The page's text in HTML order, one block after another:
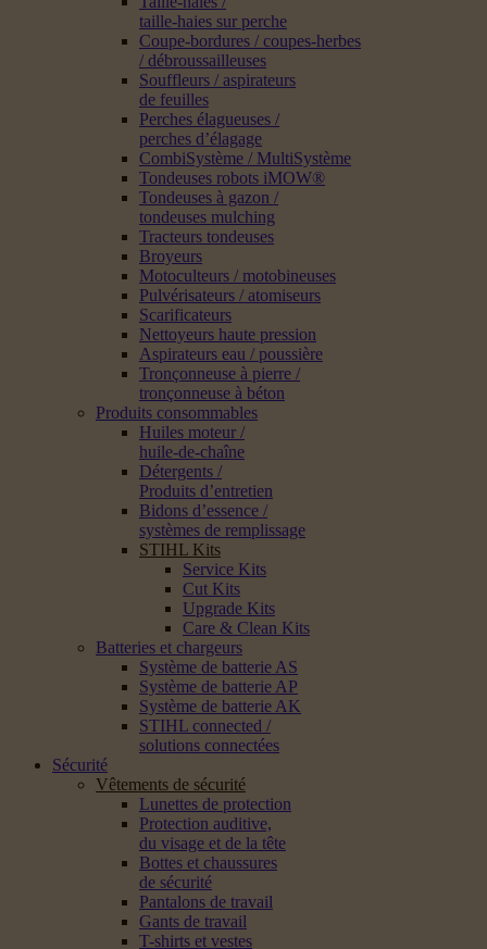
taille-haies sur perche
Coupe-bordures / coupes-herbes
/ débroussailleuses
Souffleurs / aspirateurs
de feuilles
Perches élagueuses /
perches d’élagage
CombiSystème / MultiSystème
Tondeuses robots iMOW®
Tondeuses à gazon /
tondeuses mulching
Tracteurs tondeuses
Broyeurs
Motoculteurs / motobineuses
Pulvérisateurs / atomiseurs
Scarificateurs
Nettoyeurs haute pression
Aspirateurs eau / poussière
Tronçonneuse à pierre /
tronçonneuse à béton
Produits consommables
Huiles moteur /
huile-de-chaîne
Détergents /
Produits d’entretien
Bidons d’essence /
systèmes de remplissage
STIHL Kits
Service Kits
Cut Kits
Upgrade Kits
Care & Clean Kits
Batteries et chargeurs
Système de batterie AS
Système de batterie AP
Système de batterie AK
STIHL connected /
solutions connectées
Sécurité
Vêtements de sécurité
Lunettes de protection
Protection auditive,
du visage et de la tête
Bottes et chaussures
de sécurité
Pantalons de travail
Gants de travail
T-shirts et vestes